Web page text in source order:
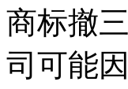
商标撤
司可能